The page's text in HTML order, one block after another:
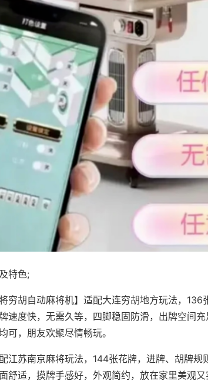
特色;
将穷胡自动麻将机】适配大连穷胡地方玩法，
速度快，无需久等，四脚稳固防滑，出牌空间
可，朋友欢聚尽情畅玩。
江苏南京麻将玩法，144张花牌，进牌、胡牌规
舒适，摸牌手感好，外观简约，放在家里美观